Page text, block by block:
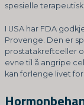
spesielle
I USA har FDA
Provenge. Den er
prostatakreftceller
evne til å angripe
kan forlenge livet